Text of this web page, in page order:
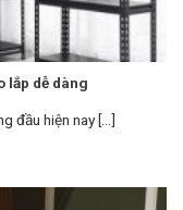
lắp dễ dàng
đầu hiện nay [...]